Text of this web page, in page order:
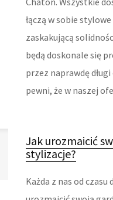
ODZIEŻ
SPORT
ELEKTRONIKA, RTV,
ART. DLA ZWIERZĄT
CHEMIA
łączą w sobie
zaskakującą
będą doskonale się
przez naprawdę
pewni, że w naszej
Jak urozmaicić
stylizacje?
Każda z nas od czasu